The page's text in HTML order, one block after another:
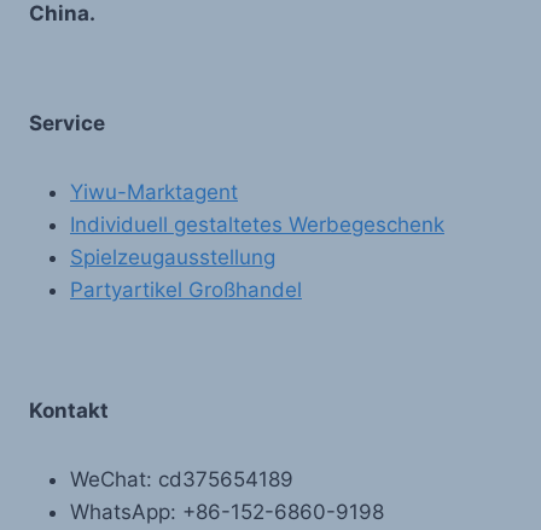
China.
Service
Yiwu-Marktagent
Individuell gestaltetes Werbegeschenk
Spielzeugausstellung
Partyartikel Großhandel
Kontakt
WeChat: cd375654189
WhatsApp: +86-152-6860-9198